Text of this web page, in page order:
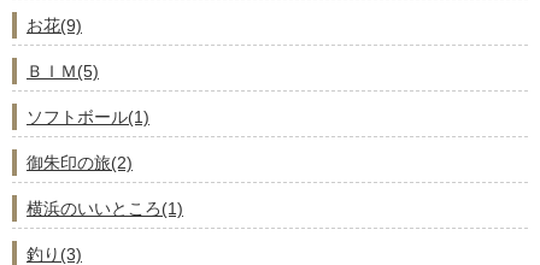
お花(9)
ＢＩＭ(5)
ソフトボール(1)
御朱印の旅(2)
横浜のいいところ(1)
釣り(3)